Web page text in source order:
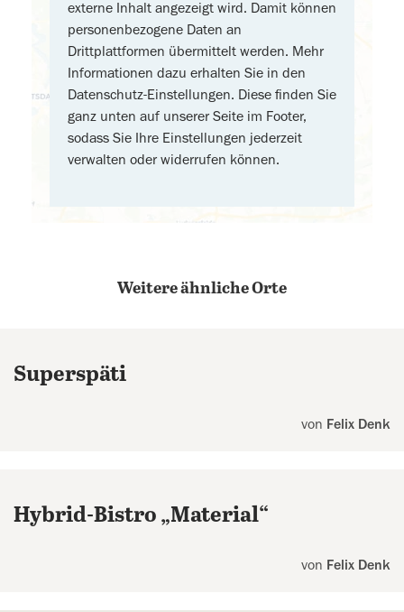
externe Inhalt angezeigt wird. Damit können
personenbezogene Daten an
Drittplattformen übermittelt werden. Mehr
Informationen dazu erhalten Sie in den
Datenschutz-Einstellungen. Diese finden Sie
ganz unten auf unserer Seite im Footer,
sodass Sie Ihre Einstellungen jederzeit
verwalten oder widerrufen können.
Weitere ähnliche Orte
Superspäti
von Felix Denk
Hybrid-Bistro „Material“
von Felix Denk